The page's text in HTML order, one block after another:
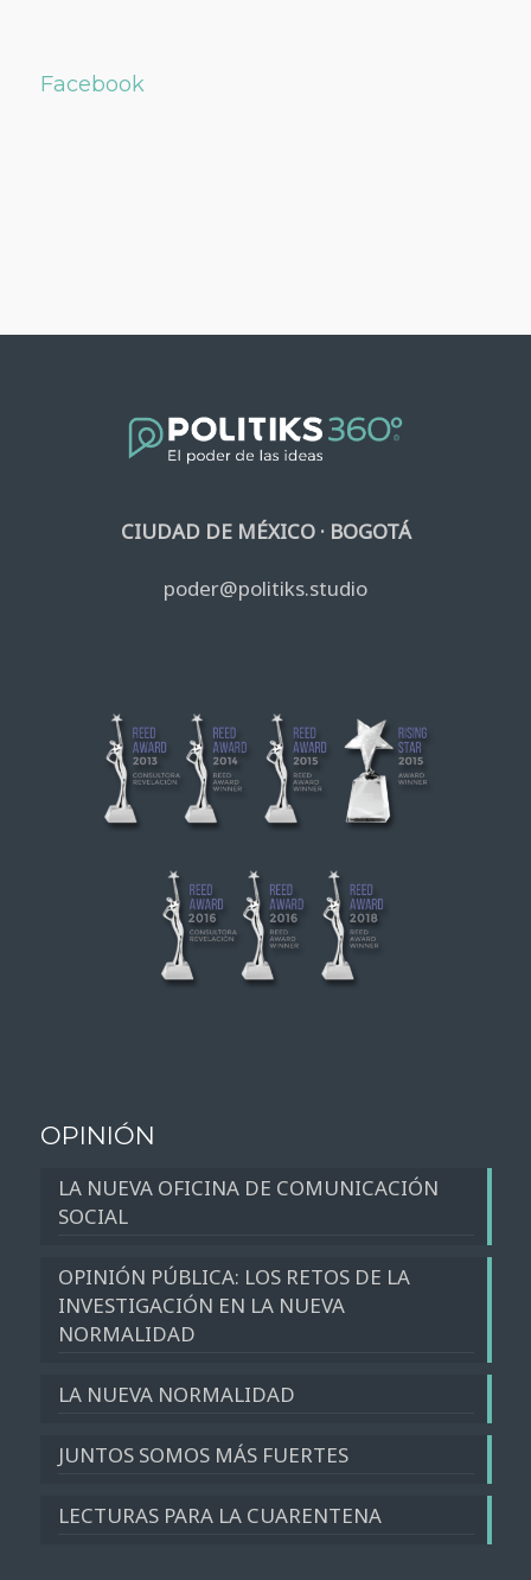
Facebook
CIUDAD DE MÉXICO · BOGOTÁ
poder@politiks.studio
OPINIÓN
LA NUEVA OFICINA DE COMUNICACIÓN
SOCIAL
OPINIÓN PÚBLICA: LOS RETOS DE LA
INVESTIGACIÓN EN LA NUEVA
NORMALIDAD
LA NUEVA NORMALIDAD
JUNTOS SOMOS MÁS FUERTES
LECTURAS PARA LA CUARENTENA